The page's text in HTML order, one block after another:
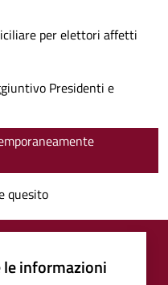
per elettori affetti
Presidenti e
quesito
le informazioni